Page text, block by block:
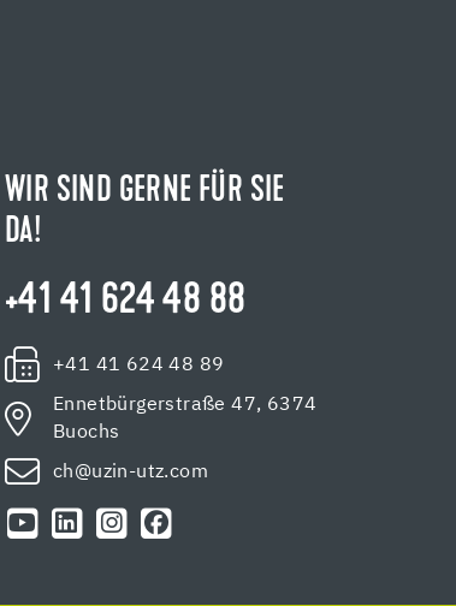
WIR SIND GERNE FÜR SIE
DA!
+41 41 624 48 88
+41 41 624 48 89
Ennetbürgerstraße 47, 6374
Buochs
ch@uzin-utz.com